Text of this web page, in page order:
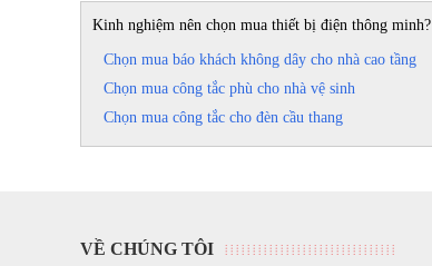
Kinh nghiệm nên chọn mua thiết bị điện thông minh?
Chọn mua báo khách không dây cho nhà cao tầng
Chọn mua công tắc phù cho nhà vệ sinh
Chọn mua công tắc cho đèn cầu thang
VỀ CHÚNG TÔI